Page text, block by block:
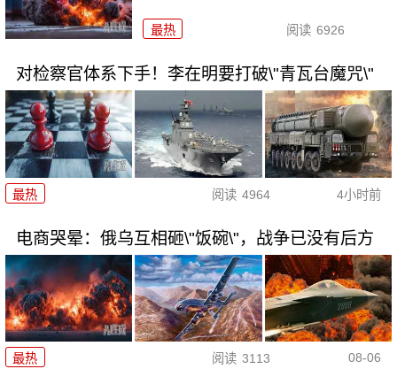
最热 阅读 6926
对检察官体系下手！李在明要打破\"青瓦台魔咒\"
最热 阅读 4964 4小时前
电商哭晕：俄乌互相砸\"饭碗\"，战争已没有后方
最热 阅读 3113 08-06